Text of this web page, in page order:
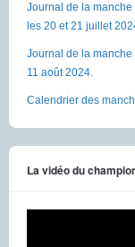
Journal de la manche
les 20 et 21 juillet
Journal de la manche
11 août 2024.
Calendrier des
La vidéo du